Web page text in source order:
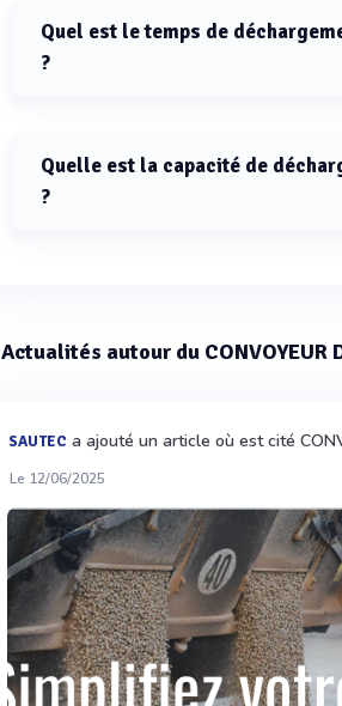
Quel est le temps de
?
Quelle est la capacité de
?
Actualités autour du CONVOYEUR
SAUTEC a ajouté un article où est cité
Le 12/06/2025